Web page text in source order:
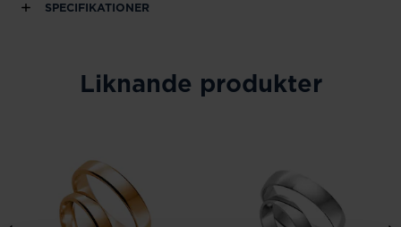
SPECIFIKATIONER
Liknande produkter